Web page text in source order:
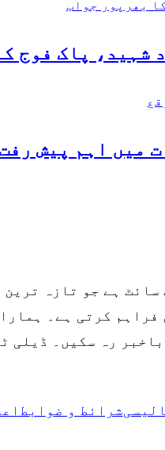
میں اہم پیش
ہے جو تازہ
کرتی ہے۔
رہ سکیں۔ ڈیلی
شرائط و ضوابط